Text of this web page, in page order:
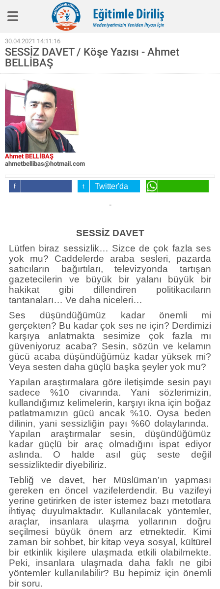
Eğitim İlkelerimiz
Haber
Biyografi
Röpotaj
Aile Eğitimi
SineEğitim
Video
Kitap
30.04.2021 14:11:16
SESSİZ DAVET / Köşe Yazısı - Ahmet
BELLİBAŞ
Ahmet BELLİBAŞ
ahmetbellibas@hotmail.com
Twitter'da
-
SESSİZ DAVET
Lütfen biraz sessizlik… Sizce de çok fazla ses
yok mu? Caddelerde araba sesleri, pazarda
satıcıların bağırtıları, televizyonda tartışan
gazetecilerin ve büyük bir yalanı büyük bir
hakikat gibi dillendiren politikacıların
tantanaları… Ve daha niceleri…
Ses düşündüğümüz kadar önemli mi
gerçekten? Bu kadar çok ses ne için? Derdimizi
karşıya anlatmakta sesimize çok fazla mı
güveniyoruz acaba? Sesin, sözün ve kelamın
gücü acaba düşündüğümüz kadar yüksek mi?
Veya sesten daha güçlü başka şeyler yok mu?
Yapılan araştırmalara göre iletişimde sesin payı
sadece %10 civarında. Yani sözlerimizin,
kullandığımız kelimelerin, karşıyı ikna için boğaz
patlatmamızın gücü ancak %10. Oysa beden
dilinin, yani sessizliğin payı %60 dolaylarında.
Yapılan araştırmalar sesin, düşündüğümüz
kadar güçlü bir araç olmadığını ispat ediyor
aslında. O halde asıl güç seste değil
sessizliktedir diyebiliriz.
Tebliğ ve davet, her Müslüman’ın yapması
gereken en öncel vazifelerdendir. Bu vazifeyi
yerine getirirken de ister istemez bazı metotlara
ihtiyaç duyulmaktadır. Kullanılacak yöntemler,
araçlar, insanlara ulaşma yollarının doğru
seçilmesi büyük önem arz etmektedir. Kimi
zaman bir sohbet, bir kitap veya sosyal, kültürel
bir etkinlik kişilere ulaşmada etkili olabilmekte.
Peki, insanlara ulaşmada daha faklı ne gibi
yöntemler kullanılabilir? Bu hepimiz için önemli
bir soru.